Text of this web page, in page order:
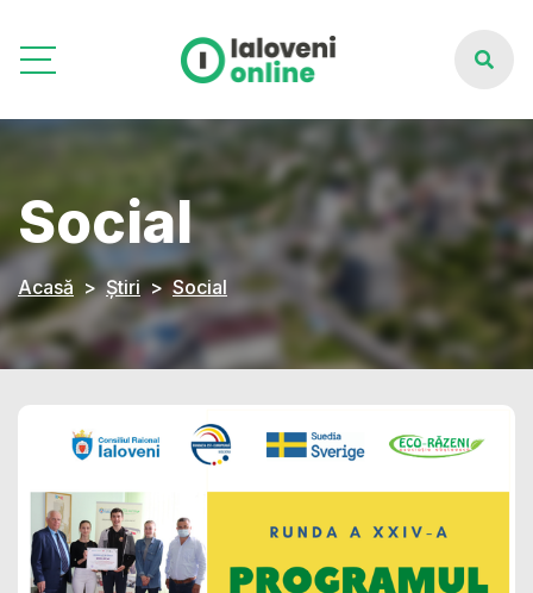
Social
Acasă Știri Social